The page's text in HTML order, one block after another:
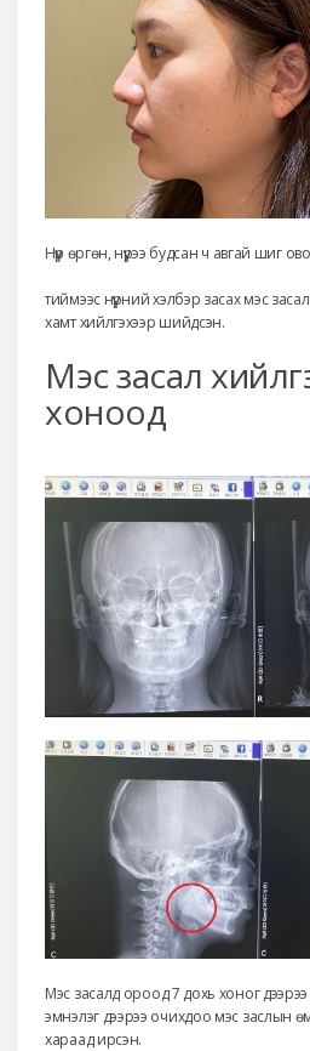
Нүүр өргөн, нүүрээ будсан ч авгай шиг
тиймээс нүүрний хэлбэр засах мэс
хамт хийлгэхээр шийдсэн.
Мэс засал
хоноод
Мэс засалд ороод 7 дохь хоног
эмнэлэг дээрээ очихдоо мэс заслын
хараад ирсэн.